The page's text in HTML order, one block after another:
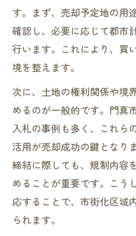
す。まず、売却予定地の用
確認し、必要に応じて都市
行います。これにより、買
境を整えます。
次に、土地の権利関係や境
めるのが一般的です。門真
入札の事例も多く、これら
活用が売却成功の鍵となり
締結に際しても、規制内容
めることが重要です。こう
応することで、市街化区域
られます。